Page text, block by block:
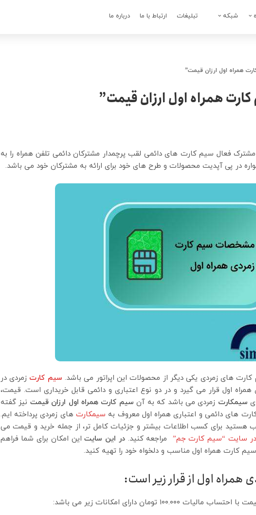
شبکه تبلیغات ارتباط با ما درباره ما
همراه اول ارزان قیمت”
همراه اول ارزان قیمت”
اول با بیش از ۲۳ میلیون مشترک فعال سیم کارت های دائمی لقب پرچمدار مشترکان دائمی تلفن همراه را به
در پی آپدیت محصولات و طرح های خود برای ارائه به مشترکان خود می باشد.
کارت های زمردی یکی دیگر از محصولات این اپراتور می باشد. سیم کارت زمردی در
اول قرار می گیرد و در دو نوع اعتباری و دائمی قابل خریداری است. قیمت،
سیمکارت زمردی می باشد که به آن سیم کارت همراه اول ارزان قیمت نیز گفته
های دائمی و اعتباری همراه اول معروف به سیمکارت های زمردی پرداخته ایم.
هستید برای کسب اطلاعات بیشتر و جزئیات کامل‌ تر، از جمله خرید و قیمت می‌
سایت “سیم کارت جم” مراجعه کنید. در این سایتاین امکان برای شما فراهم
کارت همراه اول مناسب و دلخواه خود را تهیه کنید.
اول از قرار زیر است:
تومان دارای امکانات زیر می باشد: